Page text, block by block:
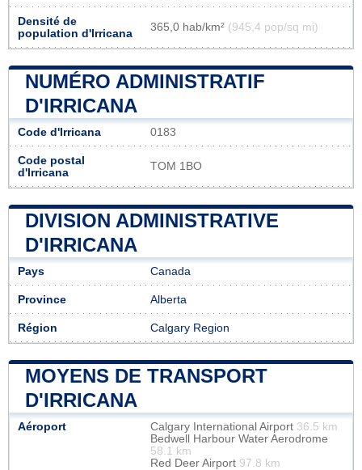
Densité de
population d'Irricana
365,0 hab/km² (945,4 pop/sq mi)
NUMÉRO ADMINISTRATIF
D'IRRICANA
Code d'Irricana 0183
Code postal
d'Irricana
TOM 1BO
DIVISION ADMINISTRATIVE
D'IRRICANA
Pays Canada
Province Alberta
Région Calgary Region
MOYENS DE TRANSPORT
D'IRRICANA
Aéroport Calgary International Airport 36.5 km
Bedwell Harbour Water Aerodrome
58.1 km
Red Deer Airport 97.8 km